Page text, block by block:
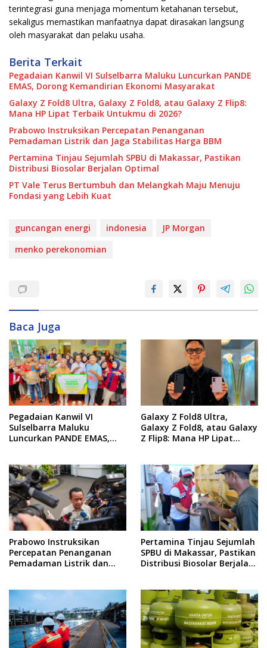
terintegrasi guna menjaga momentum ketahanan tersebut,
sekaligus memastikan manfaatnya dapat dirasakan langsung
oleh masyarakat dan pelaku usaha.
Berita Terkait
Pegadaian Kanwil VI Sulselbarra Maluku Luncurkan PANDE
EMAS, Dorong Kemandirian Ekonomi Masyarakat
Galaxy Z Fold8 Ultra, Galaxy Z Fold8, atau Galaxy Z Flip8:
Mana HP Lipat Terbaik Untukmu di 2026?
Prabowo Instruksikan Percepatan Penanganan
Pemadaman Listrik dan Jaga Stabilitas Harga BBM
Pertamina Tinjau Sejumlah SPBU di Makassar, Pastikan
Distribusi Biosolar Berjalan Optimal
PT Vale Terus Bertumbuh dan Melangkah Maju Menuju
Fondasi yang Lebih Kuat
guncangan energi indonesia
JP Morgan
menko perekonomian
Baca Juga
Pegadaian Kanwil VI
Sulselbarra Maluku
Luncurkan PANDE EMAS,
Galaxy Z Fold8 Ultra,
Galaxy Z Fold8, atau Galaxy
Z Flip8: Mana HP Lipat
Prabowo Instruksikan
Percepatan Penanganan
Pemadaman Listrik dan
Pertamina Tinjau Sejumlah
SPBU di Makassar, Pastikan
Distribusi Biosolar Berjalan